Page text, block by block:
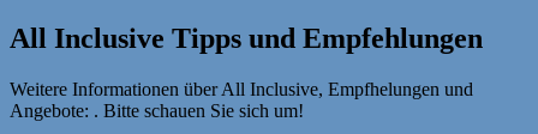
All Inclusive Tipps und Empfehlungen
Weitere Informationen über All Inclusive, Empfhelungen und
Angebote: . Bitte schauen Sie sich um!